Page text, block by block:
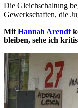
Die Gleichschaltung
Gewerkschaften, die
Mit Hannah Arendt
bleiben, sehe ich